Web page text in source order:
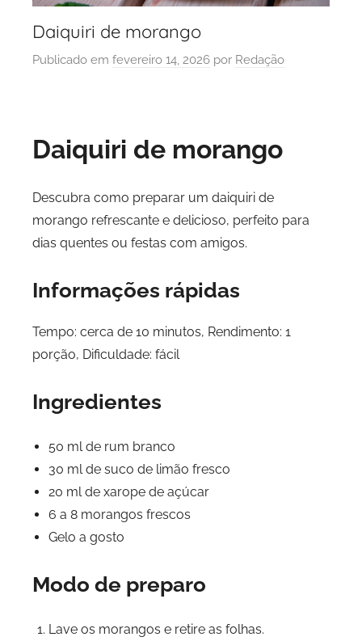
Daiquiri de morango
Publicado em fevereiro 14, 2026 por Redação
Daiquiri de morango
Descubra como preparar um daiquiri de
morango refrescante e delicioso, perfeito para
dias quentes ou festas com amigos.
Informações rápidas
Tempo: cerca de 10 minutos, Rendimento: 1
porção, Dificuldade: fácil
Ingredientes
50 ml de rum branco
30 ml de suco de limão fresco
20 ml de xarope de açúcar
6 a 8 morangos frescos
Gelo a gosto
Modo de preparo
Lave os morangos e retire as folhas.